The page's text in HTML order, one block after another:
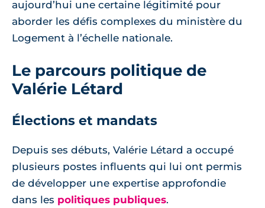
aujourd’hui une certaine légitimité pour
aborder les défis complexes du ministère du
Logement à l’échelle nationale.
Le parcours politique de
Valérie Létard
Élections et mandats
Depuis ses débuts, Valérie Létard a occupé
plusieurs postes influents qui lui ont permis
de développer une expertise approfondie
dans les politiques publiques.